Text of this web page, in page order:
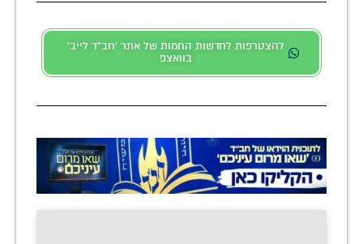
להצטרפות לחדשות החמות של אתר 'חב"ד לייב'
בוואצפ